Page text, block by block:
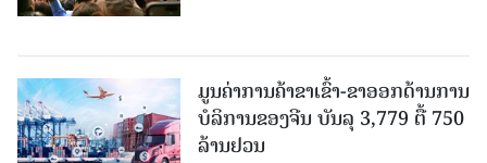
ມູນຄ່າການຄ້າຂາເຂົ້າ-ຂາອອກດ້ານການ
ບໍລິການຂອງຈີນ ບັນລຸ 3,779 ຕື້ 750
ລ້ານຢວນ